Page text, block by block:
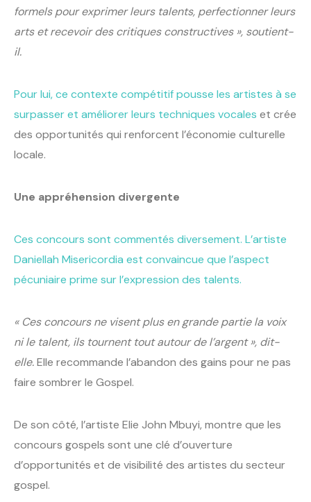
formels pour exprimer leurs talents, perfectionner leurs
arts et recevoir des critiques constructives », soutient-
il.
Pour lui, ce contexte compétitif pousse les artistes à se
surpasser et améliorer leurs techniques vocales et crée
des opportunités qui renforcent l’économie culturelle
locale.
Une appréhension divergente
Ces concours sont commentés diversement. L’artiste
Daniellah Misericordia est convaincue que l’aspect
pécuniaire prime sur l’expression des talents.
« Ces concours ne visent plus en grande partie la voix
ni le talent, ils tournent tout autour de l’argent », dit-
elle.Elle recommande l’abandon des gains pour ne pas
faire sombrer le Gospel.
De son côté, l’artiste Elie John Mbuyi, montre que les
concours gospels sont une clé d’ouverture
d’opportunités et de visibilité des artistes du secteur
gospel.